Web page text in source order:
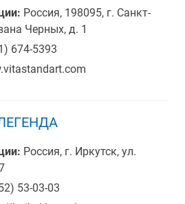
Россия, 198095, г. Санкт-
Черных, д. 1
674-5393
Россия, г. Иркутск, ул.
53-03-03